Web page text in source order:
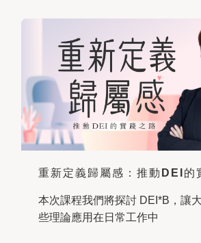
重新定義歸屬感：推動DEI的
本次課程我們將探討 DEI*B，讓
些理論應用在日常工作中